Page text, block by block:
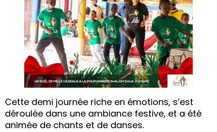
Cette demi journée riche en émotions, s’est
déroulée dans une ambiance festive, et a été
animée de chants et de danses.